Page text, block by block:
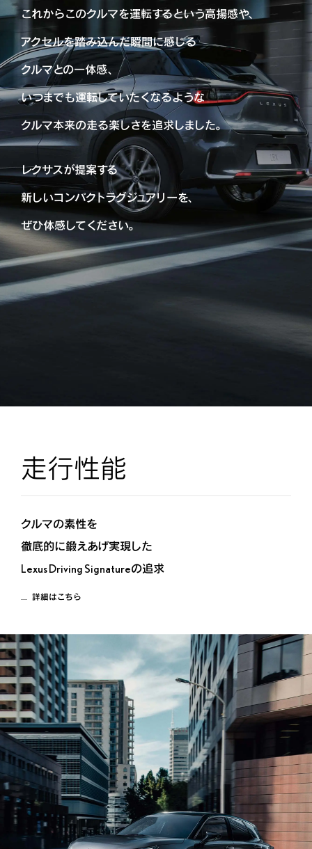
これからこのクルマを運転するという高揚感や、
アクセルを踏み込んだ瞬間に感じる
クルマとの一体感、
いつまでも運転していたくなるような
クルマ本来の走る楽しさを追求しました。
レクサスが提案する
新しいコンパクトラグジュアリーを、
ぜひ体感してください。
走行性能
クルマの素性を
徹底的に鍛えあげ実現した
Lexus Driving Signatureの追求
詳細はこちら